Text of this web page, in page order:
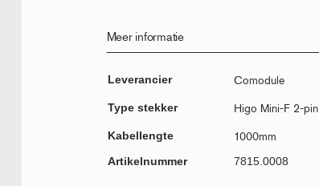
Meer informatie
Leverancier Comodule
Type stekker Higo Mini-F 2-pin
Kabellengte 1000mm
Artikelnummer 7815.0008